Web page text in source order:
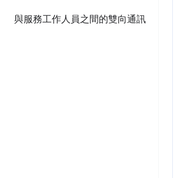
與服務工作人員之間的雙向通訊